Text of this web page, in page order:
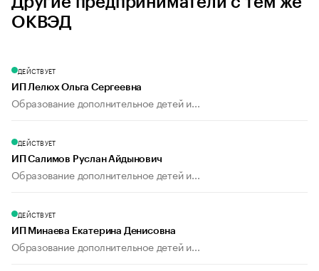
ОКВЭД
ДЕЙСТВУЕТ
ИП Лелюх Ольга Сергеевна
Образование дополнительное детей и...
ДЕЙСТВУЕТ
ИП Салимов Руслан Айдынович
Образование дополнительное детей и...
ДЕЙСТВУЕТ
ИП Минаева Екатерина Денисовна
Образование дополнительное детей и...